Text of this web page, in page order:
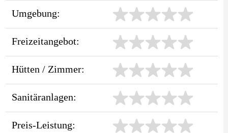
Umgebung:
Freizeitangebot:
Hütten / Zimmer:
Sanitäranlagen:
Preis-Leistung: